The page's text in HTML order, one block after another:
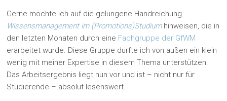
Gerne möchte ich auf die gelungene Handreichung
Wissensmanagement im (Promotions)Studium hinweisen, die in
den letzten Monaten durch eine Fachgruppe der GfWM
erarbeitet wurde. Diese Gruppe durfte ich von außen ein klein
wenig mit meiner Expertise in diesem Thema unterstützen.
Das Arbeitsergebnis liegt nun vor und ist – nicht nur für
Studierende – absolut lesenswert.